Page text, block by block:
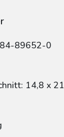
89652-0
14,8 x 21